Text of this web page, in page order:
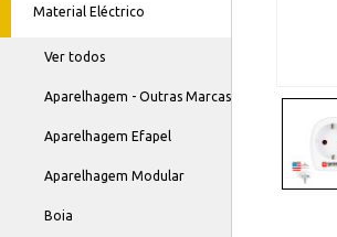
Material Eléctrico
Ver todos
Aparelhagem - Outras Marcas
Aparelhagem Efapel
Aparelhagem Modular
Boia